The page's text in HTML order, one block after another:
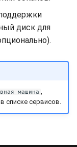
проверок
(2021-01-19)
файлов
с
диск для
машина ,
списке сервисов.